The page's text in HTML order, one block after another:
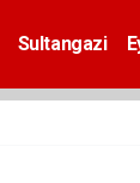
Sultangazi